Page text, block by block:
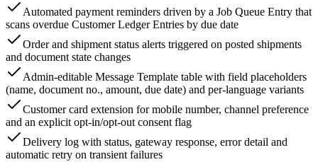
Automated payment reminders driven by a Job Queue Entry that
scans overdue Customer Ledger Entries by due date
Order and shipment status alerts triggered on posted shipments
and document state changes
Admin-editable Message Template table with field placeholders
(name, document no., amount, due date) and per-language variants
Customer card extension for mobile number, channel preference
and an explicit opt-in/opt-out consent flag
Delivery log with status, gateway response, error detail and
automatic retry on transient failures